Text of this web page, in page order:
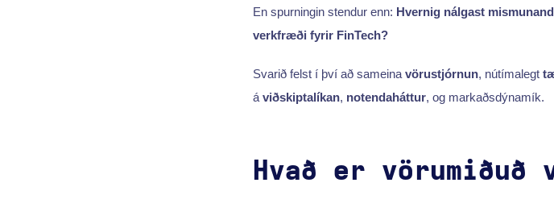
En spurningin stendur enn: Hvernig nálgast
verkfræði fyrir FinTech?
Svarið felst í því að sameina vörustjórnun, nútímalegt
á viðskiptalíkan, notendaháttur, og markaðsdýnamík.
Hvað er vörumiðuð